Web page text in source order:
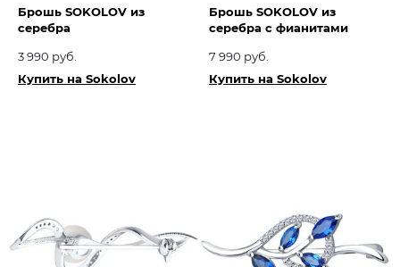
Брошь SOKOLOV из
серебра
3 990 руб.
Купить на Sokolov
Брошь SOKOLOV из
серебра с фианитами
7 990 руб.
Купить на Sokolov